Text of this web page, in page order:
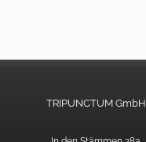
TRIPUNCTUM GmbH